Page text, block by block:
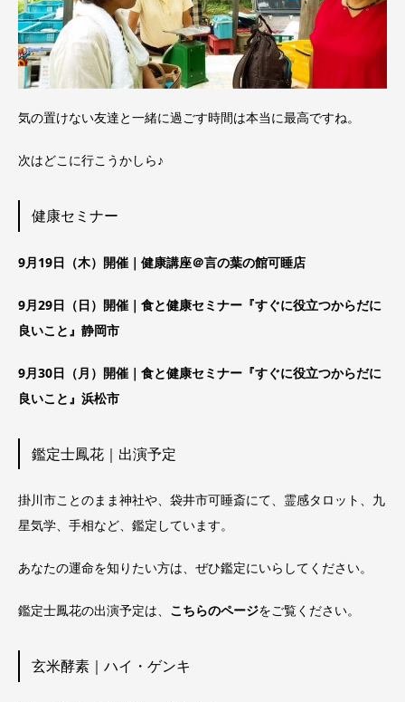
気の置けない友達と一緒に過ごす時間は本当に最高ですね。
次はどこに行こうかしら♪
健康セミナー
9月19日（木）開催｜健康講座＠言の葉の館可睡店
9月29日（日）開催｜食と健康セミナー『すぐに役立つからだに
良いこと』静岡市
9月30日（月）開催｜食と健康セミナー『すぐに役立つからだに
良いこと』浜松市
鑑定士鳳花｜出演予定
掛川市ことのまま神社や、袋井市可睡斎にて、霊感タロット、九
星気学、手相など、鑑定しています。
あなたの運命を知りたい方は、ぜひ鑑定にいらしてください。
鑑定士鳳花の出演予定は、 こちらのページをご覧ください。
玄米酵素｜ハイ・ゲンキ